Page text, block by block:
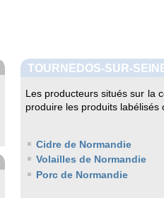
TOURNEDOS-SUR-
Les producteurs situés sur la
produire les produits labélisés
Cidre de Normandie
Volailles de Normandie
Porc de Normandie